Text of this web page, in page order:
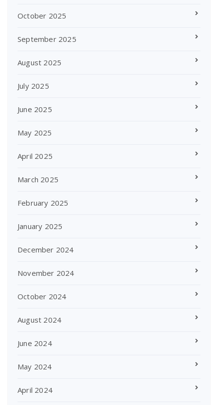
October 2025
September 2025
August 2025
July 2025
June 2025
May 2025
April 2025
March 2025
February 2025
January 2025
December 2024
November 2024
October 2024
August 2024
June 2024
May 2024
April 2024